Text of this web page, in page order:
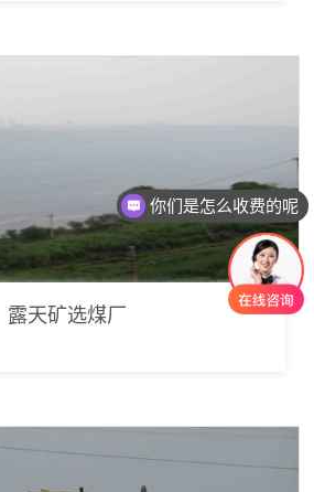
露天矿选煤厂
你们是怎么收费的呢